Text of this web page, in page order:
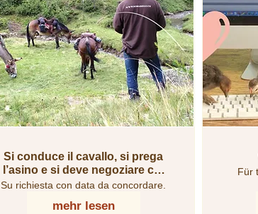
Si conduce il cavallo, si prega
l’asino e si deve negoziare col
mulo ...
Su richiesta con data da concordare.
mehr lesen
Für